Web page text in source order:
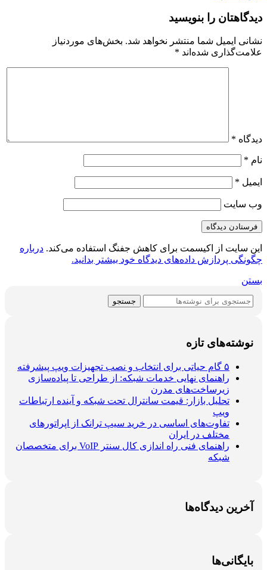
دیدگاهتان را بنویسید
نشانی ایمیل شما منتشر نخواهد شد. بخش‌های موردنیاز
علامت‌گذاری شده‌اند *
دیدگاه *
نام *
ایمیل *
وب‌ سایت
این سایت از اکیسمت برای کاهش جفنگ استفاده می‌کند. درباره
چگونگی پردازش داده‌های دیدگاه خود بیشتر بدانید.
بستن
جستجو
نوشته‌های تازه
۵ گام حیاتی برای انتخاب و نصب تجهیزات ویپ پیشرفته
راهنمای نهایی خدمات شبکه: از طراحی تا پیاده‌سازی
زیرساخت‌های مدرن
تحلیل بازار: قیمت سانترال تحت شبکه و آینده ارتباطات
ویپ
تفاوت‌های اساسی در خرید سیپ ترانک از اپراتورهای
مختلف در ایران
راهنمای فنی راه اندازی کال سنتر VoIP برای متخصصان
شبکه
آخرین دیدگاه‌ها
بایگانی‌ها